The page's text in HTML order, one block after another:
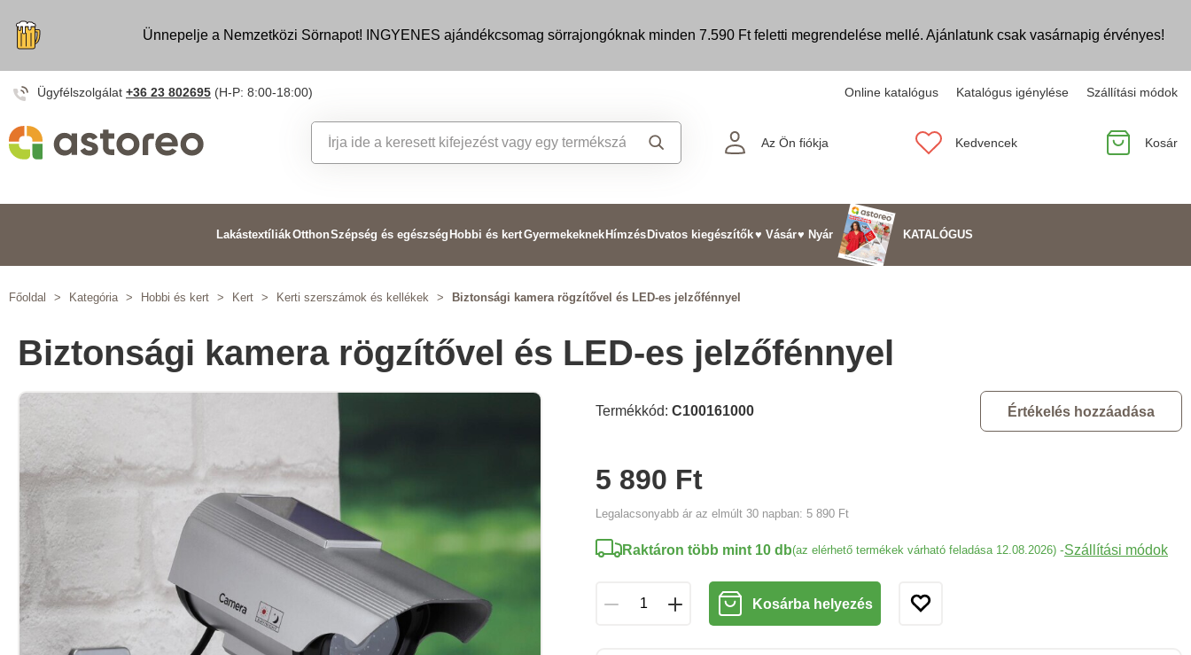
Ünnepelje a Nemzetközi Sörnapot! INGYENES ajándékcsomag sörrajongóknak minden 7.590 Ft feletti megrendelése mellé. Ajánlatunk csak vasárnapig érvényes!
Ügyfélszolgálat +36 23 802695 (H-P: 8:00-18:00) Online katalógus Katalógus igénylése Szállítási módok
Az Ön fiókja Kedvencek Kosár
LakástextíliákOtthonSzépség és egészség Hobbi és kertGyermekeknek Hímzés Divatos kiegészítők♥ Vásár♥ Nyár KATALÓGUS
Főoldal > Kategória > Hobbi és kert > Kert > Kerti szerszámok és kellékek > Biztonsági kamera rögzítővel és LED-es jelzőfénnyel
Biztonsági kamera rögzítővel és LED-es jelzőfénnyel
Termékkód: C100161000 Értékelés hozzáadása
5 890 Ft
Legalacsonyabb ár az elmúlt 30 napban: 5 890 Ft
Raktáron több mint 10 db(az elérhető termékek várható feladása 12.08.2026) -Szállítási módok
Kosárba helyezés